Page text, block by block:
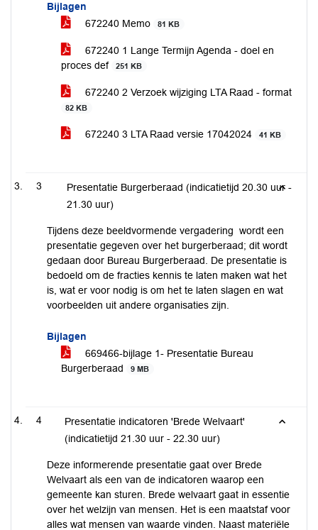
Bijlagen
672240 Memo
81 KB
672240 1 Lange Termijn Agenda - doel en
proces def
251 KB
672240 2 Verzoek wijziging LTA Raad - format
82 KB
672240 3 LTA Raad versie 17042024 41 KB
3
Presentatie Burgerberaad (indicatietijd 20.30 uur -
21.30 uur)
Tijdens deze beeldvormende vergadering wordt een
presentatie gegeven over het burgerberaad; dit wordt
gedaan door Bureau Burgerberaad. De presentatie is
bedoeld om de fracties kennis te laten maken wat het
is, wat er voor nodig is om het te laten slagen en wat
voorbeelden uit andere organisaties zijn.
Bijlagen
669466-bijlage 1- Presentatie Bureau
Burgerberaad
9 MB
4
Presentatie indicatoren 'Brede Welvaart'
(indicatietijd 21.30 uur - 22.30 uur)
Deze informerende presentatie gaat over Brede
Welvaart als een van de indicatoren waarop een
gemeente kan sturen. Brede welvaart gaat in essentie
over het welzijn van mensen. Het is een maatstaf voor
alles wat mensen van waarde vinden. Naast materiële